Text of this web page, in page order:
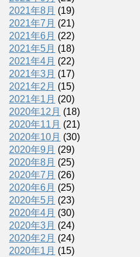
2021年8月 (19)
2021年7月 (21)
2021年6月 (22)
2021年5月 (18)
2021年4月 (22)
2021年3月 (17)
2021年2月 (15)
2021年1月 (20)
2020年12月 (18)
2020年11月 (21)
2020年10月 (30)
2020年9月 (29)
2020年8月 (25)
2020年7月 (26)
2020年6月 (25)
2020年5月 (23)
2020年4月 (30)
2020年3月 (24)
2020年2月 (24)
2020年1月 (15)